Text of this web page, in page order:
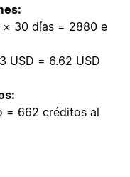
× 30 días = 2880 e
USD = 6.62 USD
= 662 créditos al